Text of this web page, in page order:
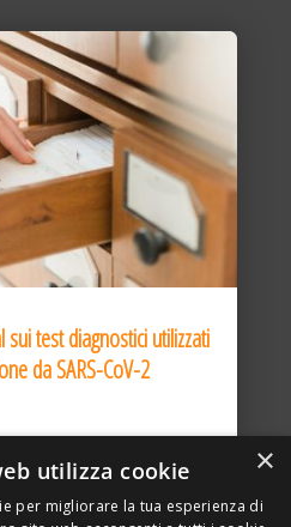
test diagnostici utilizzati
da SARS-CoV-2
×
utilizza cookie
per migliorare la tua esperienza di